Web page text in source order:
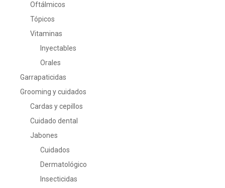
Oftálmicos
Tópicos
Vitaminas
Inyectables
Orales
Garrapaticidas
Grooming y cuidados
Cardas y cepillos
Cuidado dental
Jabones
Cuidados
Dermatológico
Insecticidas